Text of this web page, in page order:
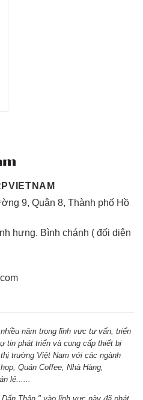
9, Quận 8, Thành phố Hồ
hưng. Bình chánh ( đối diện
năm trong lĩnh vực tư vấn, triển
tin phát triển và cung cấp thiết bị
trường Việt Nam với các ngành
Quán Coffee, Nhà Hàng,
lẻ......